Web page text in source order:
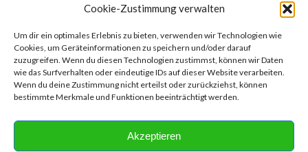
Cookie-Zustimmung verwalten
Um dir ein optimales Erlebnis zu bieten, verwenden wir Technologien wie
Cookies, um Geräteinformationen zu speichern und/oder darauf
zuzugreifen. Wenn du diesen Technologien zustimmst, können wir Daten
wie das Surfverhalten oder eindeutige IDs auf dieser Website verarbeiten.
Wenn du deine Zustimmung nicht erteilst oder zurückziehst, können
bestimmte Merkmale und Funktionen beeinträchtigt werden.
Akzeptieren
KOMMENTARE
Hinterlasse einen Kommentar
An der Diskussion beteiligen?
Hinterlasse uns deinen Kommentar!
Du musstangemeldetsein, um einen Kommentar abzugeben.